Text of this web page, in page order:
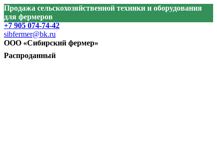
Продажа сельскохозяйственной техники и оборудования
для фермеров
+7 905 074-74-42
sibfermer@bk.ru
ООО «Сибирский фермер»
Распроданный